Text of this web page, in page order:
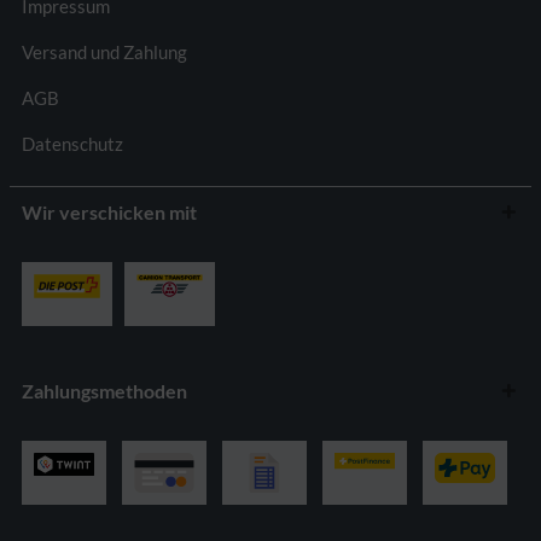
Impressum
Versand und Zahlung
AGB
Datenschutz
Wir verschicken mit
Zahlungsmethoden